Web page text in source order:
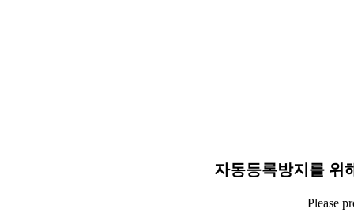
자동등록방지를 위
Please